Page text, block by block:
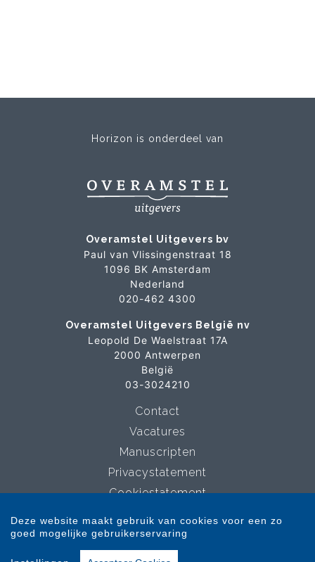
Horizon is onderdeel van
Overamstel Uitgevers bv
Paul van Vlissingenstraat 18
1096 BK Amsterdam
Nederland
020-462 4300
Overamstel Uitgevers België nv
Leopold De Waelstraat 17A
2000 Antwerpen
België
03-3024210
Contact
Vacatures
Manuscripten
Privacystatement
Cookiestatement
Copyright © 2007-2026 Overamstel Uitgevers - Alle rechten voorbehouden -
Deze website maakt gebruik van cookies voor een zo
goed mogelijke gebruikerservaring